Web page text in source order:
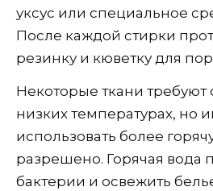
уксус или специальное
После каждой стирки
резинку и кюветку для
Некоторые ткани требуют
низких температурах, но
использовать более
разрешено. Горячая вода
бактерии и освежить